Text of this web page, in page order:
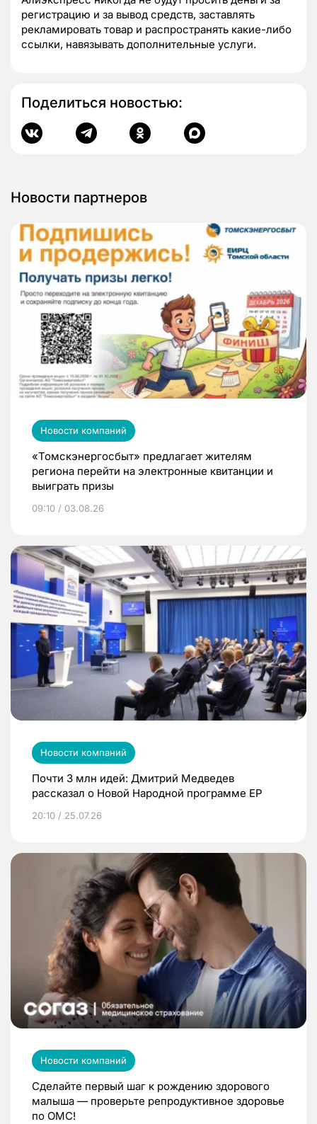
регистрацию и за вывод средств, заставлять
рекламировать товар и распространять какие-либо
ссылки, навязывать дополнительные услуги.
Поделиться новостью:
Новости партнеров
Новости компаний
«Томскэнергосбыт» предлагает жителям
региона перейти на электронные квитанции и
выиграть призы
09:10 / 03.08.26
Новости компаний
Почти 3 млн идей: Дмитрий Медведев
рассказал о Новой Народной программе ЕР
20:10 / 25.07.26
Новости компаний
Сделайте первый шаг к рождению здорового
малыша — проверьте репродуктивное здоровье
по ОМС!